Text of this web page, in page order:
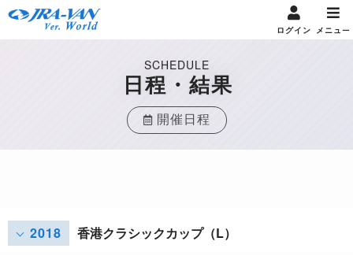
ログイン メニュー
SCHEDULE
日程・結果
開催日程
2018 香港クラシックカップ（L）